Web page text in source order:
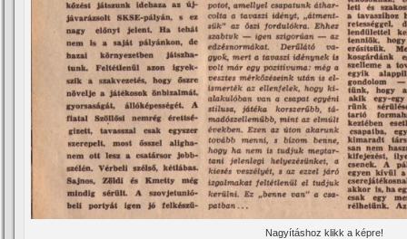
Nagyí­táshoz klikk a képre!